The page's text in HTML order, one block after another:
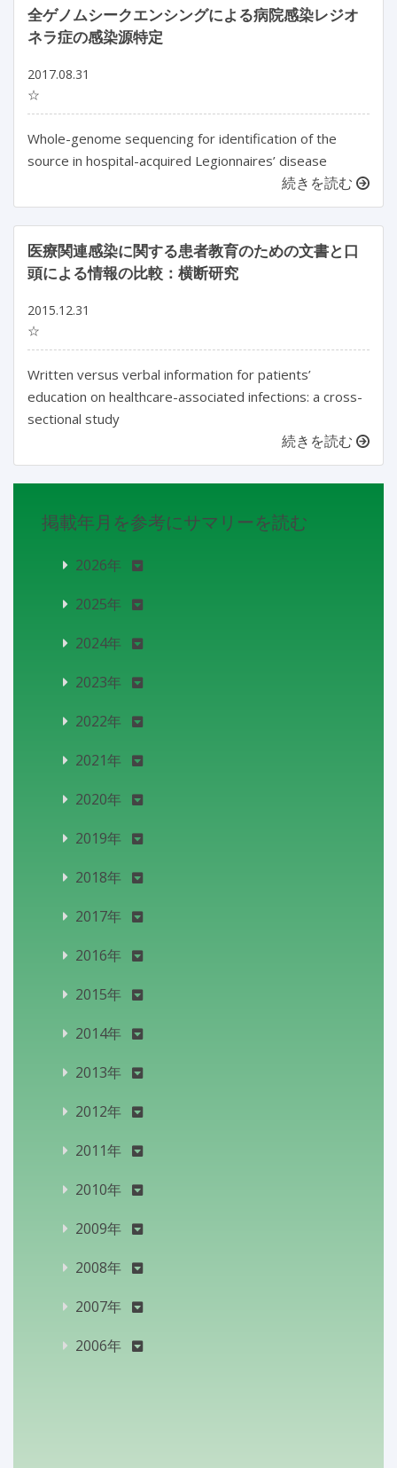
全ゲノムシークエンシングによる病院感染レジオ
ネラ症の感染源特定
2017.08.31
☆
Whole-genome sequencing for identification of the
source in hospital-acquired Legionnaires’ disease
続きを読む
医療関連感染に関する患者教育のための文書と口
頭による情報の比較：横断研究
2015.12.31
☆
Written versus verbal information for patients’
education on healthcare-associated infections: a cross-
sectional study
続きを読む
掲載年月を参考にサマリーを読む
2026年
2025年
2024年
2023年
2022年
2021年
2020年
2019年
2018年
2017年
2016年
2015年
2014年
2013年
2012年
2011年
2010年
2009年
2008年
2007年
2006年